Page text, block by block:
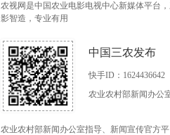
农视网是中国农业电影电视中心新媒体平台
影智造，专业有用
中国三农发布
快手ID：1624436642
农业农村部新闻办公
农业农村部新闻办公室指导、新闻宣传官方平